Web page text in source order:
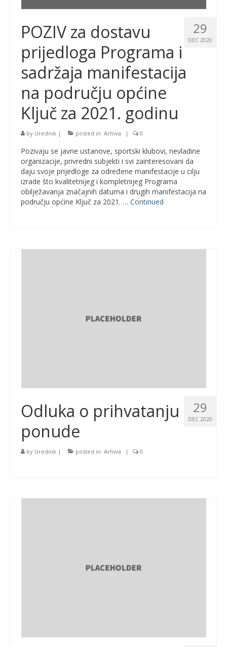
29
DEC 2020
POZIV za dostavu
prijedloga Programa i
sadržaja manifestacija
na području općine
Ključ za 2021. godinu
by Urednik | posted in: Arhiva | 0
Pozivaju se javne ustanove, sportski klubovi, nevladine
organizacije, privredni subjekti i svi zainteresovani da
daju svoje prijedloge za određene manifestacije u cilju
izrade što kvalitetnijeg i kompletnijeg Programa
obilježavanja značajnih datuma i drugih manifestacija na
području općine Ključ za 2021. … Continued
29
DEC 2020
Odluka o prihvatanju
ponude
by Urednik | posted in: Arhiva | 0